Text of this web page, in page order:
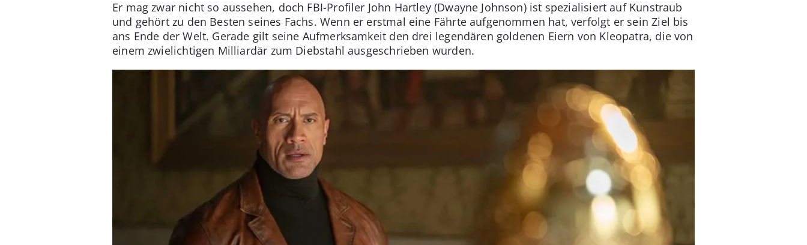
Er mag zwar nicht so aussehen, doch FBI-Profiler John Hartley (Dwayne Johnson) ist spezialisiert auf Kunstraub
und gehört zu den Besten seines Fachs. Wenn er erstmal eine Fährte aufgenommen hat, verfolgt er sein Ziel bis
ans Ende der Welt. Gerade gilt seine Aufmerksamkeit den drei legendären goldenen Eiern von Kleopatra, die von
einem zwielichtigen Milliardär zum Diebstahl ausgeschrieben wurden.